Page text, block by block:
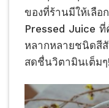
ของที่ร้านมีให้เลือ
Pressed Juice
หลากหลายชนิดสี
สดชื่นวิตามินเต็มๆ